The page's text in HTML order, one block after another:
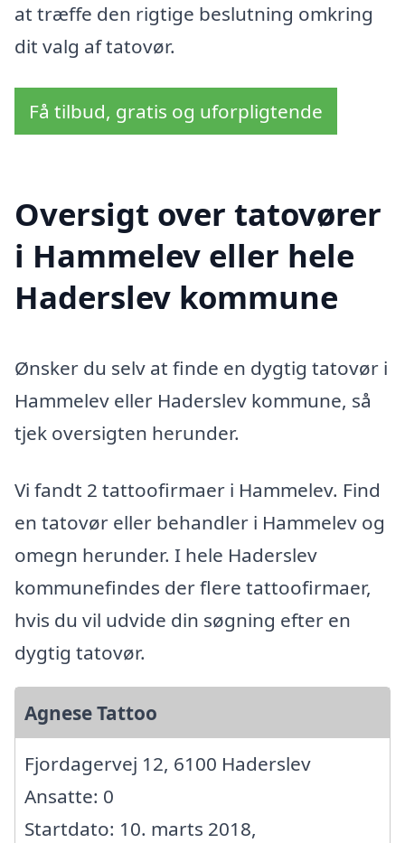
at træffe den rigtige beslutning omkring
dit valg af tatovør.
Få tilbud, gratis og uforpligtende
Oversigt over tatovører
i Hammelev eller hele
Haderslev kommune
Ønsker du selv at finde en dygtig tatovør i
Hammelev eller Haderslev kommune, så
tjek oversigten herunder.
Vi fandt 2 tattoofirmaer i Hammelev. Find
en tatovør eller behandler i Hammelev og
omegn herunder. I hele Haderslev
kommunefindes der flere tattoofirmaer,
hvis du vil udvide din søgning efter en
dygtig tatovør.
Agnese Tattoo
Fjordagervej 12, 6100 Haderslev
Ansatte: 0
Startdato: 10. marts 2018,